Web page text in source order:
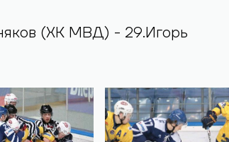
(ХК МВД) - 29.Игорь